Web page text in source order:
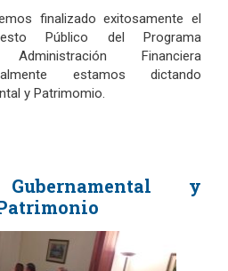
finalizado exitosamente el
Público del Programa
Financiera
estamos dictando
y Patrimomio.
y